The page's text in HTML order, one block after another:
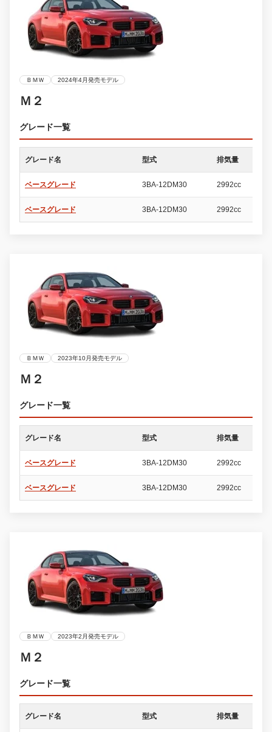
ＢＭＷ 2024年4月発売モデル
Ｍ２
グレード一覧
グレード名 型式 排気量
ベースグレード 3BA-12DM30 2992cc
ベースグレード 3BA-12DM30 2992cc
ＢＭＷ 2023年10月発売モデル
Ｍ２
グレード一覧
グレード名 型式 排気量
ベースグレード 3BA-12DM30 2992cc
ベースグレード 3BA-12DM30 2992cc
ＢＭＷ 2023年2月発売モデル
Ｍ２
グレード一覧
グレード名 型式 排気量